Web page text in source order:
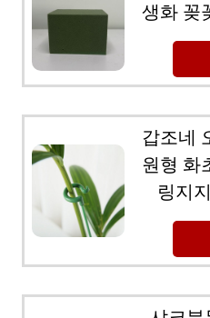
생화 꽂
갑조네
원형 화
링지